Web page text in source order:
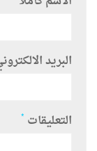
البريد
التعليقات *